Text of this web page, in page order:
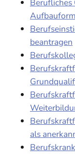
Berufliches
beantragen
als